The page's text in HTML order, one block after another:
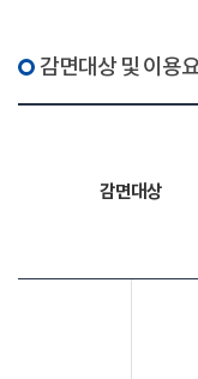
감면대상 및 이용
감면대상